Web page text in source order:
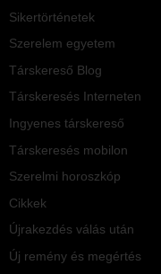
Sikertörténetek
Szerelem egyetem
Társkereső Blog
Társkeresés Interneten
Ingyenes társkereső
Társkeresés mobilon
Szerelmi horoszkóp
Cikkek
Újrakezdés válás után
Új remény és megértés